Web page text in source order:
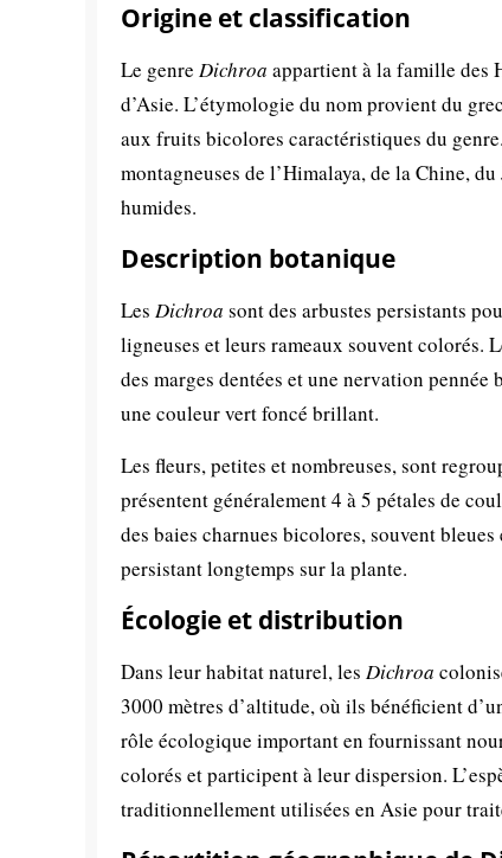
Origine et classification
Le genre Dichroa appartient à la famille des
d’Asie. L’étymologie du nom provient du
aux fruits bicolores caractéristiques du
montagneuses de l’Himalaya, de la Chine,
humides.
Description botanique
Les Dichroa sont des arbustes persistants
ligneuses et leurs rameaux souvent colorés.
des marges dentées et une nervation
une couleur vert foncé brillant.
Les fleurs, petites et nombreuses, sont
présentent généralement 4 à 5 pétales de
des baies charnues bicolores, souvent
persistant longtemps sur la plante.
Écologie et distribution
Dans leur habitat naturel, les Dichroa
3000 mètres d’altitude, où ils bénéficient
rôle écologique important en fournissant
colorés et participent à leur dispersion.
traditionnellement utilisées en Asie pour